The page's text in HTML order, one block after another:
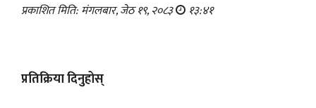
प्रकाशित मिति: मंगलबार, जेठ १९, २०८३ १३:४१
प्रतिक्रिया दिनुहोस्